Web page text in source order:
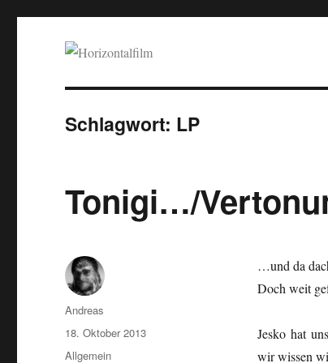
Schlagwort: LP
Tonigi…/
…und da
Doch weit
Jesko hat
wir wissen
Autor
Andreas
Veröffentlicht
am
18. Oktober 2013
Kategorien
Allgemein